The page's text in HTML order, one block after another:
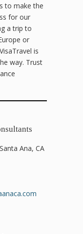
to make the
for our
a trip to
or
is
way. Trust
Ana, CA